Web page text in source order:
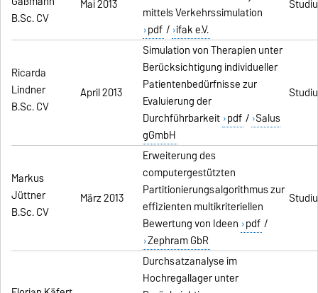
B.Sc. CV
Mai 2013
mittels Verkehrssimulation
pdf / ifak e.V.
Ricarda
Lindner
B.Sc. CV
April 2013
Simulation von Therapien unter
Berücksichtigung individueller
Patientenbedürfnisse zur
Evaluierung der
Durchführbarkeit pdf / Salus
gGmbH
Markus
Jüttner
B.Sc. CV
März 2013
Erweiterung des
computergestützten
Partitionierungsalgorithmus zur
effizienten multikriteriellen
Bewertung von Ideen pdf /
Zephram GbR
Durchsatzanalyse im
Hochregallager unter